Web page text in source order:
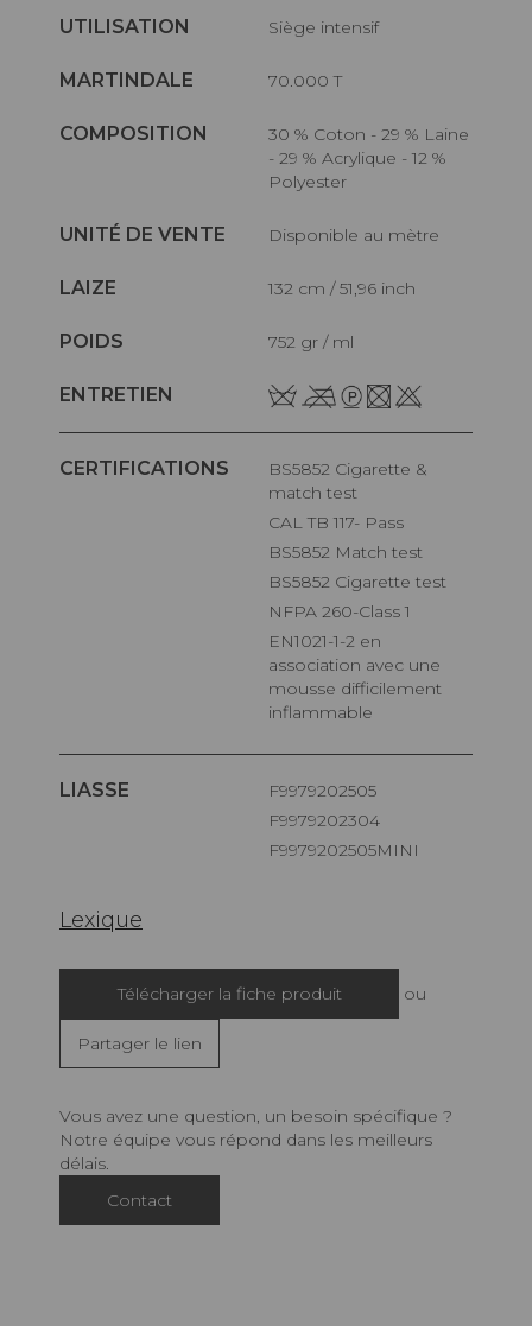
UTILISATION Siège intensif
MARTINDALE 70.000 T
COMPOSITION
30 % Coton - 29 % Laine
- 29 % Acrylique - 12 %
Polyester
UNITÉ DE VENTE Disponible au mètre
LAIZE 132 cm / 51,96 inch
POIDS 752 gr / ml
ENTRETIEN
CERTIFICATIONS
BS5852 Cigarette &
match test
CAL TB 117- Pass
BS5852 Match test
BS5852 Cigarette test
NFPA 260-Class 1
EN1021-1-2 en
association avec une
mousse difficilement
inflammable
LIASSE
F9979202505
F9979202304
F9979202505MINI
Lexique
Télécharger la fiche produit ou
Partager le lien
Vous avez une question, un besoin spécifique ?
Notre équipe vous répond dans les meilleurs
délais.
Contact